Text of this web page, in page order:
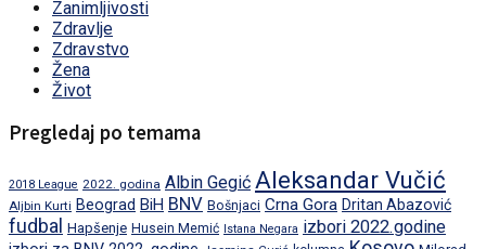
Zanimljivosti
Zdravlje
Zdravstvo
Žena
Život
Pregledaj po temama
2018 League 2022. godina Albin Gegić Aleksandar Vučić
Aljbin Kurti Beograd BiH BNV Bošnjaci Crna Gora Dritan Abazović
fudbal Hapšenje Husein Memić Istana Negara izbori 2022.godine